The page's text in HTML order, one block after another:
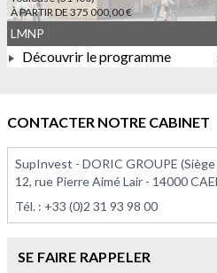
À PARTIR DE 375 000,00 €
À PARTIR DE 375 000,00 €
LMNP
Découvrir le programme
CONTACTER NOTRE CABINET
SupInvest - DORIC GROUPE (Siège
12, rue Pierre Aimé Lair - 14000
Tél. : +33 (0)2 31 93 98 00
SE FAIRE RAPPELER